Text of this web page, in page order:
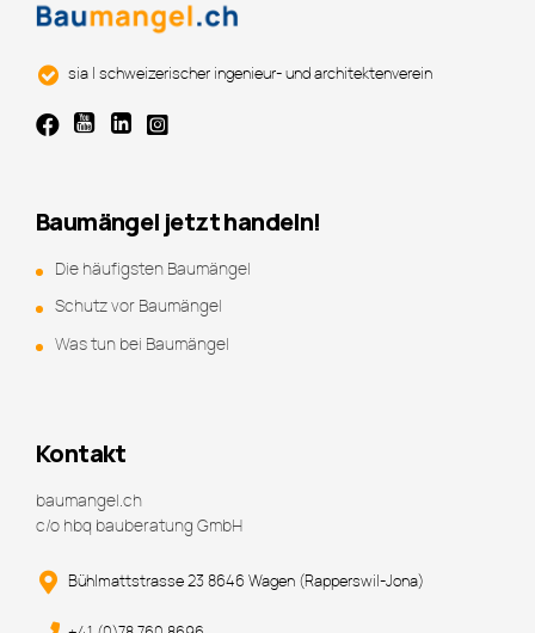
sia | schweizerischer ingenieur- und architektenverein
Baumängel jetzt handeln!
Die häufigsten Baumängel
Schutz vor Baumängel
Was tun bei Baumängel
Kontakt
baumangel.ch
c/o hbq bauberatung GmbH
Bühlmattstrasse 23 8646 Wagen (Rapperswil-Jona)